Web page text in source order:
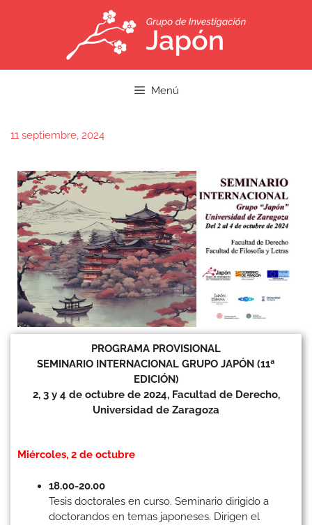
Menú
11 septiembre, 2024
PROGRAMA PROVISIONAL
SEMINARIO INTERNACIONAL GRUPO JAPÓN (11ª
EDICIÓN)
2, 3 y 4 de octubre de 2024, Facultad de Derecho,
Universidad de Zaragoza
Miércoles, 2 de octubre
18.00-20.00
Tesis doctorales en curso. Seminario dirigido a
doctorandos en temas japoneses. Dirigen el